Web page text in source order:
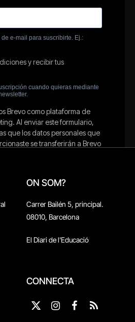
ON SOM?
Carrer Bailén 5, principal.
08010, Barcelona
El Diari de l'Educació
CONNECTA
X
Instagram
Facebook
RSS